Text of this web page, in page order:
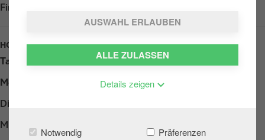
AUSWAHL ERLAUBEN
ALLE ZULASSEN
Details zeigen
Notwendig
Präferenzen
Find us on
HOURS
Tag
Opening hours
Montag
06:00 - 22:00
Dienstag
Mittwoch